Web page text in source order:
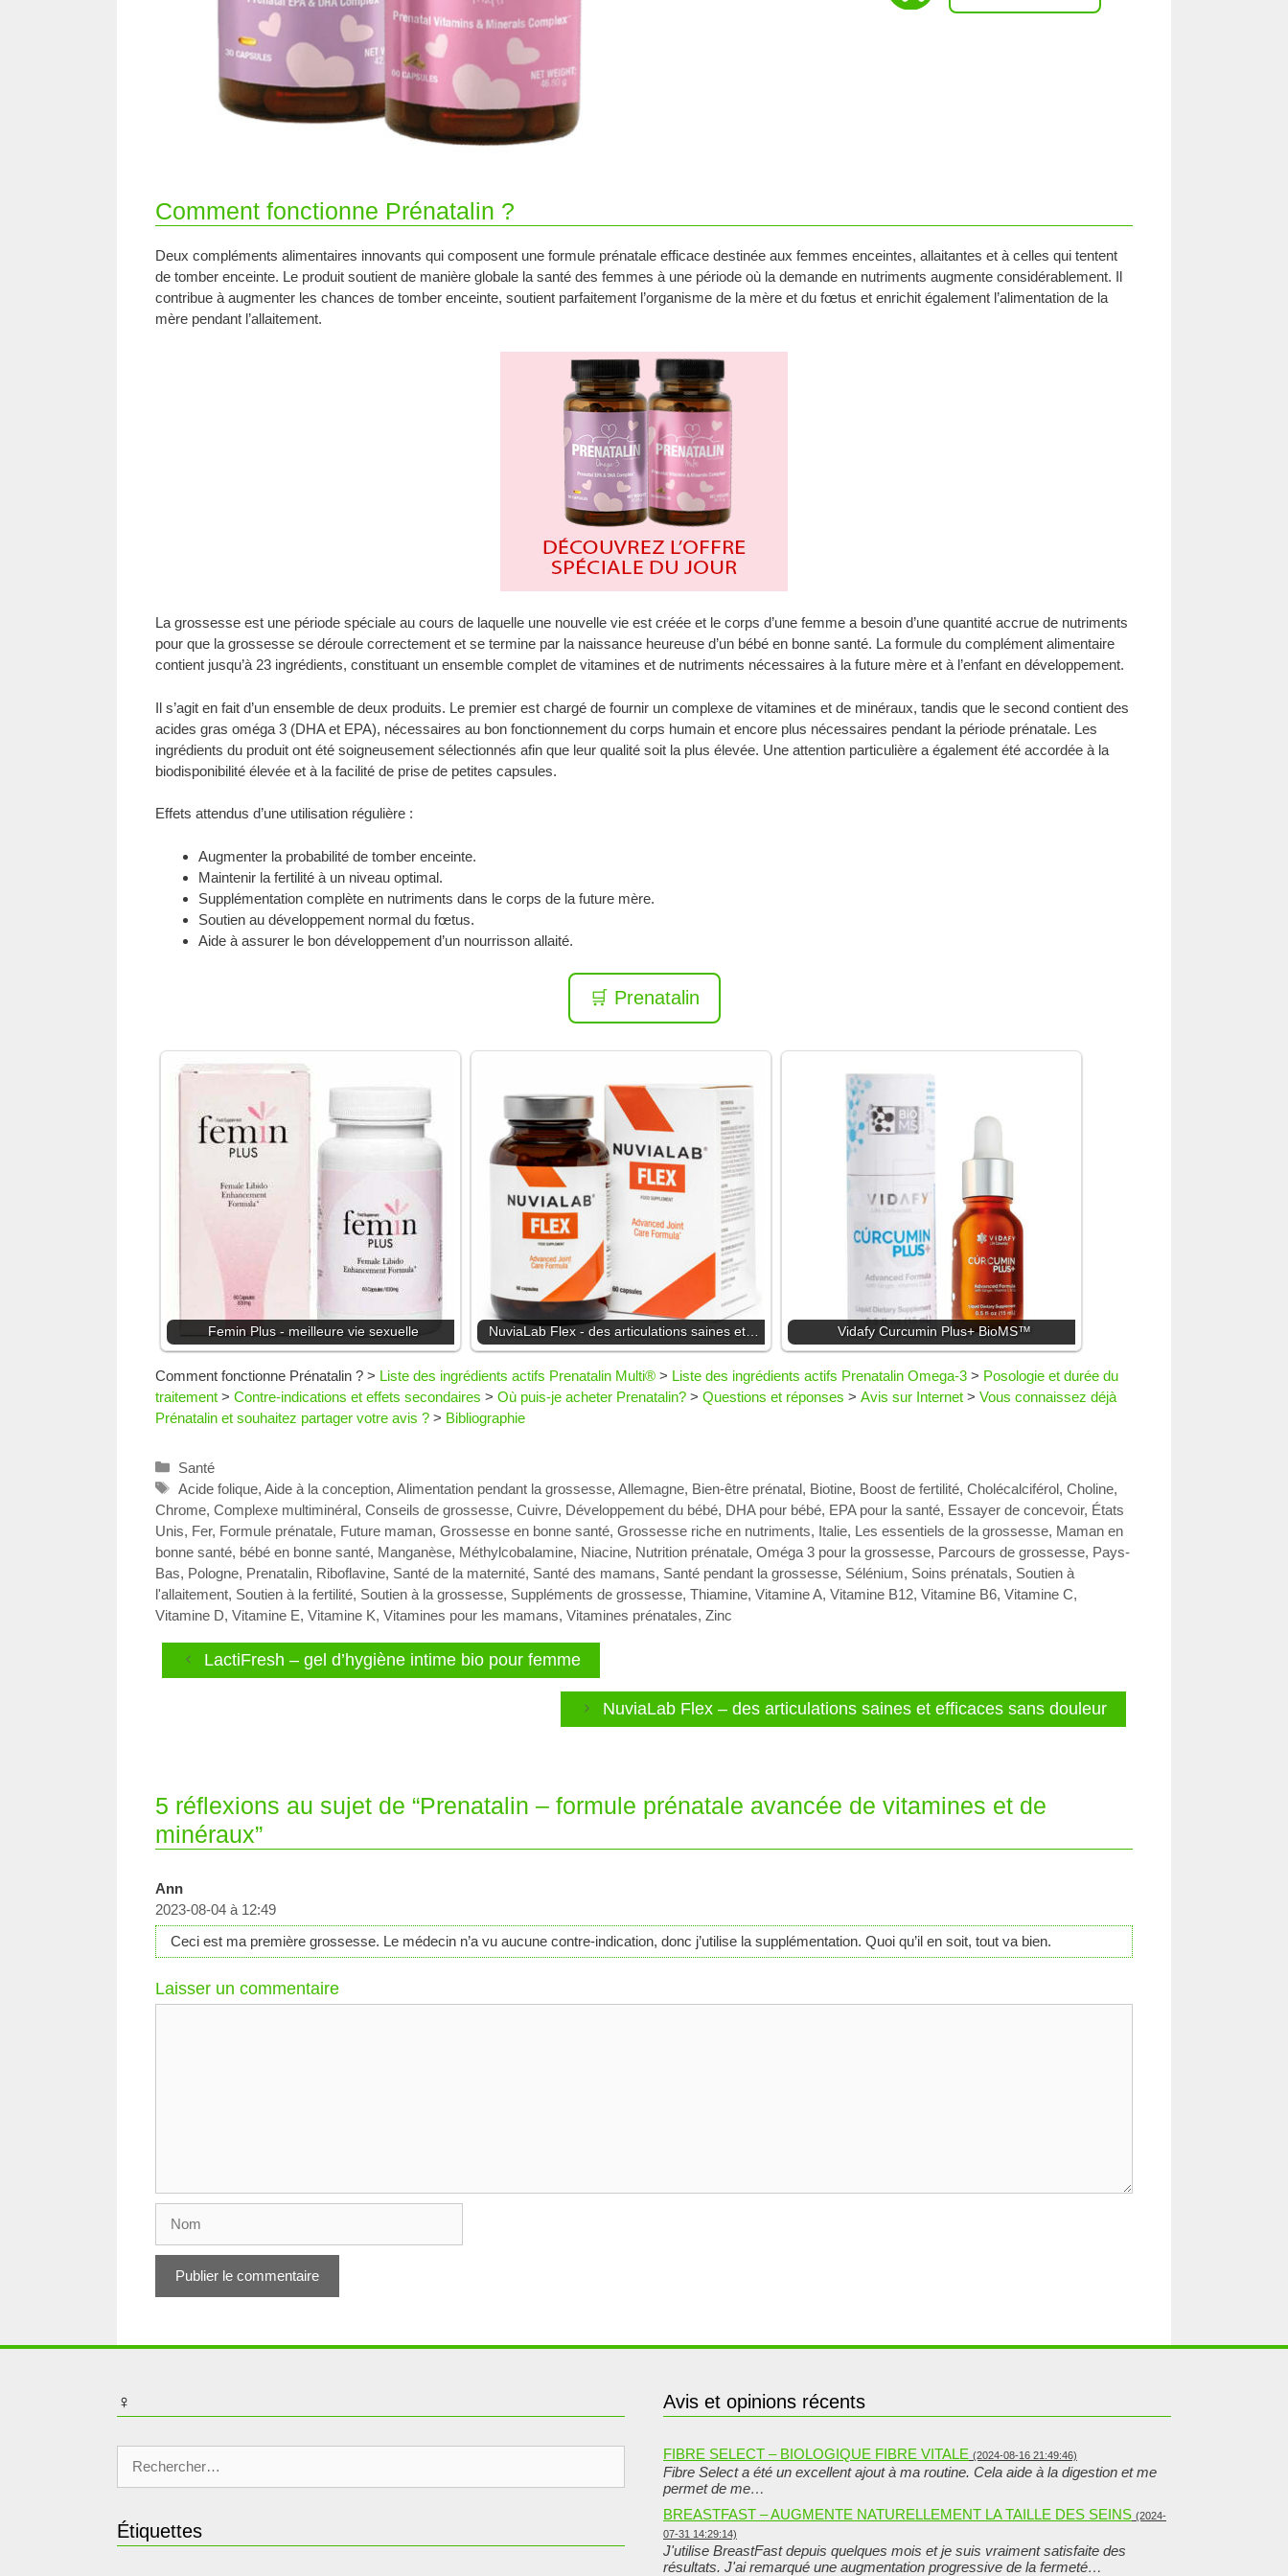
Comment fonctionne Prénatalin ?
Deux compléments alimentaires innovants qui composent une formule prénatale efficace destinée aux femmes enceintes, allaitantes et à celles qui tentent
de tomber enceinte. Le produit soutient de manière globale la santé des femmes à une période où la demande en nutriments augmente considérablement. Il
contribue à augmenter les chances de tomber enceinte, soutient parfaitement l’organisme de la mère et du fœtus et enrichit également l’alimentation de la
mère pendant l’allaitement.
La grossesse est une période spéciale au cours de laquelle une nouvelle vie est créée et le corps d’une femme a besoin d’une quantité accrue de nutriments
pour que la grossesse se déroule correctement et se termine par la naissance heureuse d’un bébé en bonne santé. La formule du complément alimentaire
contient jusqu’à 23 ingrédients, constituant un ensemble complet de vitamines et de nutriments nécessaires à la future mère et à l’enfant en développement.
Il s’agit en fait d’un ensemble de deux produits. Le premier est chargé de fournir un complexe de vitamines et de minéraux, tandis que le second contient des
acides gras oméga 3 (DHA et EPA), nécessaires au bon fonctionnement du corps humain et encore plus nécessaires pendant la période prénatale. Les
ingrédients du produit ont été soigneusement sélectionnés afin que leur qualité soit la plus élevée. Une attention particulière a également été accordée à la
biodisponibilité élevée et à la facilité de prise de petites capsules.
Effets attendus d’une utilisation régulière :
Augmenter la probabilité de tomber enceinte.
Maintenir la fertilité à un niveau optimal.
Supplémentation complète en nutriments dans le corps de la future mère.
Soutien au développement normal du fœtus.
Aide à assurer le bon développement d’un nourrisson allaité.
🛒 Prenatalin
Femin Plus - meilleure vie sexuelle NuviaLab Flex - des articulations saines et… Vidafy Curcumin Plus+ BioMS™
Comment fonctionne Prénatalin ? > Liste des ingrédients actifs Prenatalin Multi® > Liste des ingrédients actifs Prenatalin Omega-3 > Posologie et durée du
traitement > Contre-indications et effets secondaires > Où puis-je acheter Prenatalin? > Questions et réponses > Avis sur Internet > Vous connaissez déjà
Prénatalin et souhaitez partager votre avis ? > Bibliographie
Catégories
Santé
Étiquettes
Acide folique, Aide à la conception, Alimentation pendant la grossesse, Allemagne, Bien-être prénatal, Biotine, Boost de fertilité, Cholécalciférol, Choline,
Chrome, Complexe multiminéral, Conseils de grossesse, Cuivre, Développement du bébé, DHA pour bébé, EPA pour la santé, Essayer de concevoir, États
Unis, Fer, Formule prénatale, Future maman, Grossesse en bonne santé, Grossesse riche en nutriments, Italie, Les essentiels de la grossesse, Maman en
bonne santé, bébé en bonne santé, Manganèse, Méthylcobalamine, Niacine, Nutrition prénatale, Oméga 3 pour la grossesse, Parcours de grossesse, Pays-
Bas, Pologne, Prenatalin, Riboflavine, Santé de la maternité, Santé des mamans, Santé pendant la grossesse, Sélénium, Soins prénatals, Soutien à
l'allaitement, Soutien à la fertilité, Soutien à la grossesse, Suppléments de grossesse, Thiamine, Vitamine A, Vitamine B12, Vitamine B6, Vitamine C,
Vitamine D, Vitamine E, Vitamine K, Vitamines pour les mamans, Vitamines prénatales, Zinc
LactiFresh – gel d’hygiène intime bio pour femme
NuviaLab Flex – des articulations saines et efficaces sans douleur
5 réflexions au sujet de “Prenatalin – formule prénatale avancée de vitamines et de
minéraux”
Ann
2023-08-04 à 12:49
Ceci est ma première grossesse. Le médecin n’a vu aucune contre-indication, donc j’utilise la supplémentation. Quoi qu’il en soit, tout va bien.
Laisser un commentaire
♀
Rechercher :
Étiquettes
Avis et opinions récents
FIBRE SELECT – BIOLOGIQUE FIBRE VITALE (2024-08-16 21:49:46)
Fibre Select a été un excellent ajout à ma routine. Cela aide à la digestion et me
permet de me…
BREASTFAST – AUGMENTE NATURELLEMENT LA TAILLE DES SEINS (2024-
07-31 14:29:14)
J'utilise BreastFast depuis quelques mois et je suis vraiment satisfaite des
résultats. J'ai remarqué une augmentation progressive de la fermeté…